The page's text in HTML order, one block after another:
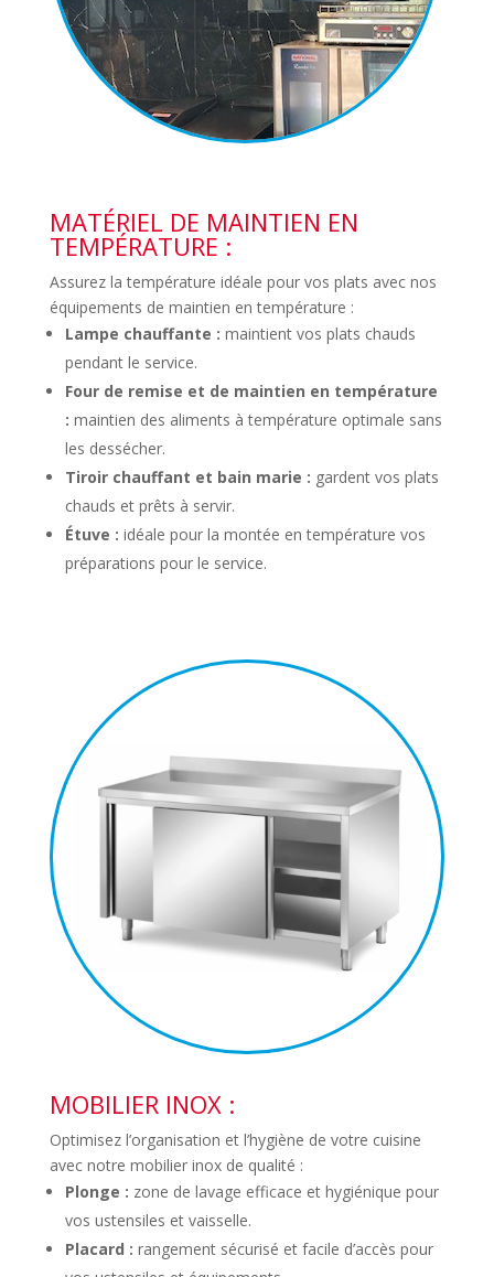
MATÉRIEL DE MAINTIEN EN
TEMPÉRATURE :
Assurez la température idéale pour vos plats avec nos
équipements de maintien en température :
Lampe chauffante : maintient vos plats chauds
pendant le service.
Four de remise et de maintien en température
: maintien des aliments à température optimale sans
les dessécher.
Tiroir chauffant et bain marie : gardent vos plats
chauds et prêts à servir.
Étuve : idéale pour la montée en température vos
préparations pour le service.
MOBILIER INOX :
Optimisez l’organisation et l’hygiène de votre cuisine
avec notre mobilier inox de qualité :
Plonge : zone de lavage efficace et hygiénique pour
vos ustensiles et vaisselle.
Placard : rangement sécurisé et facile d’accès pour